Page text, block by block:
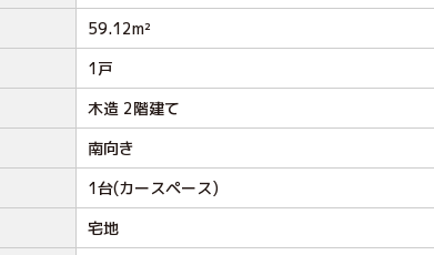
59.12m²
1戸
木造 2階建て
南向き
1台(カースペース)
宅地